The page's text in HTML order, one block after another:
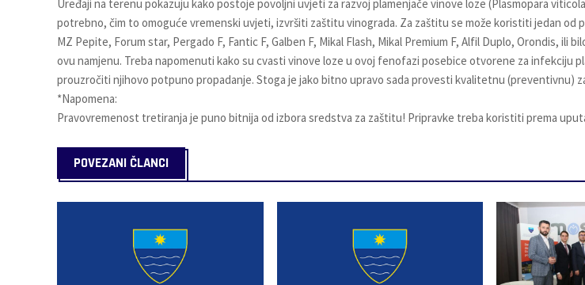
Uređaji na terenu pokazuju kako postoje povoljni uvjeti za razvoj plamenjače vinove loze (Plasmopara
potrebno, čim to omoguće vremenski uvjeti, izvršiti zaštitu vinograda. Za zaštitu se može koristiti jedan od
MZ Pepite, Forum star, Pergado F, Fantic F, Galben F, Mikal Flash, Mikal Premium F, Alfil Duplo, Orondis, ili
ovu namjenu. Treba napomenuti kako su cvasti vinove loze u ovoj fenofazi posebice otvorene za infekciju
prouzročiti njihovo potpuno propadanje. Stoga je jako bitno upravo sada provesti kvalitetnu (preventivnu)
*Napomena:
Pravovremenost tretiranja je puno bitnija od izbora sredstva za zaštitu! Pripravke treba koristiti prema
POVEZANI ČLANCI